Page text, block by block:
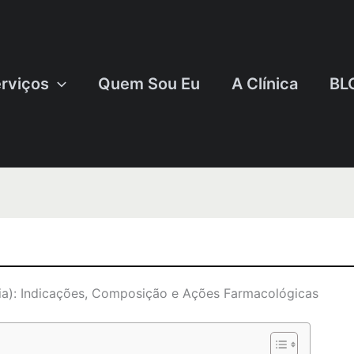
Quem Sou Eu A Clínica
Indicações, Composição e Ações Farmacológicas